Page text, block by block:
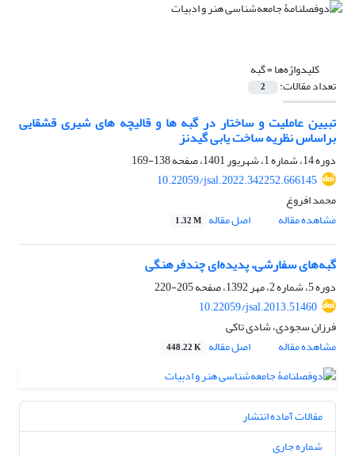
کلیدواژه‌ها =گبه
تعداد مقالات: 2
تبیین عاملیت و ساختار در گبه ها و قالیچه های شیری قشقایی
براساس نظریه ساخت یابی گیدنز
دوره 14، شماره 1، شهریور 1401، صفحه
138-169
10.22059/jsal.2022.342252.666145
محمد افروغ
مشاهده مقاله
اصل مقاله 1.32 M
گبه‌های سفارشی، پدیده‌ای چندفرهنگی
دوره 5، شماره 2، مهر 1392، صفحه
205-220
10.22059/jsal.2013.51460
فرزان سجودی، شادی تاکی
مشاهده مقاله
اصل مقاله 448.22 K
مقالات آماده انتشار
شماره جاری